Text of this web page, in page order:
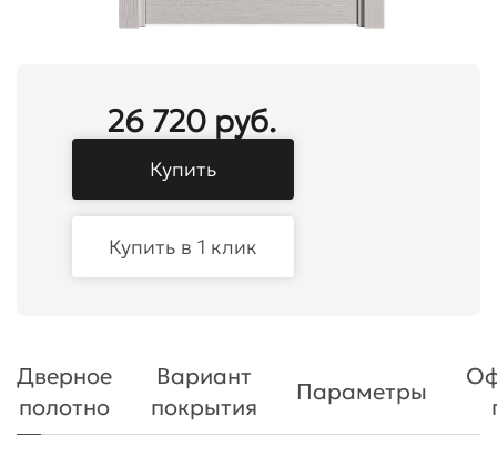
26 720 руб.
Купить
Купить в 1 клик
Дверное
полотно
Вариант
покрытия
Параметры